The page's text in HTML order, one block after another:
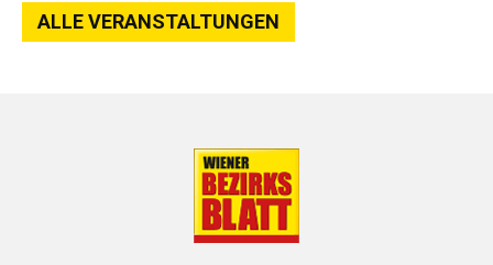
ALLE VERANSTALTUNGEN